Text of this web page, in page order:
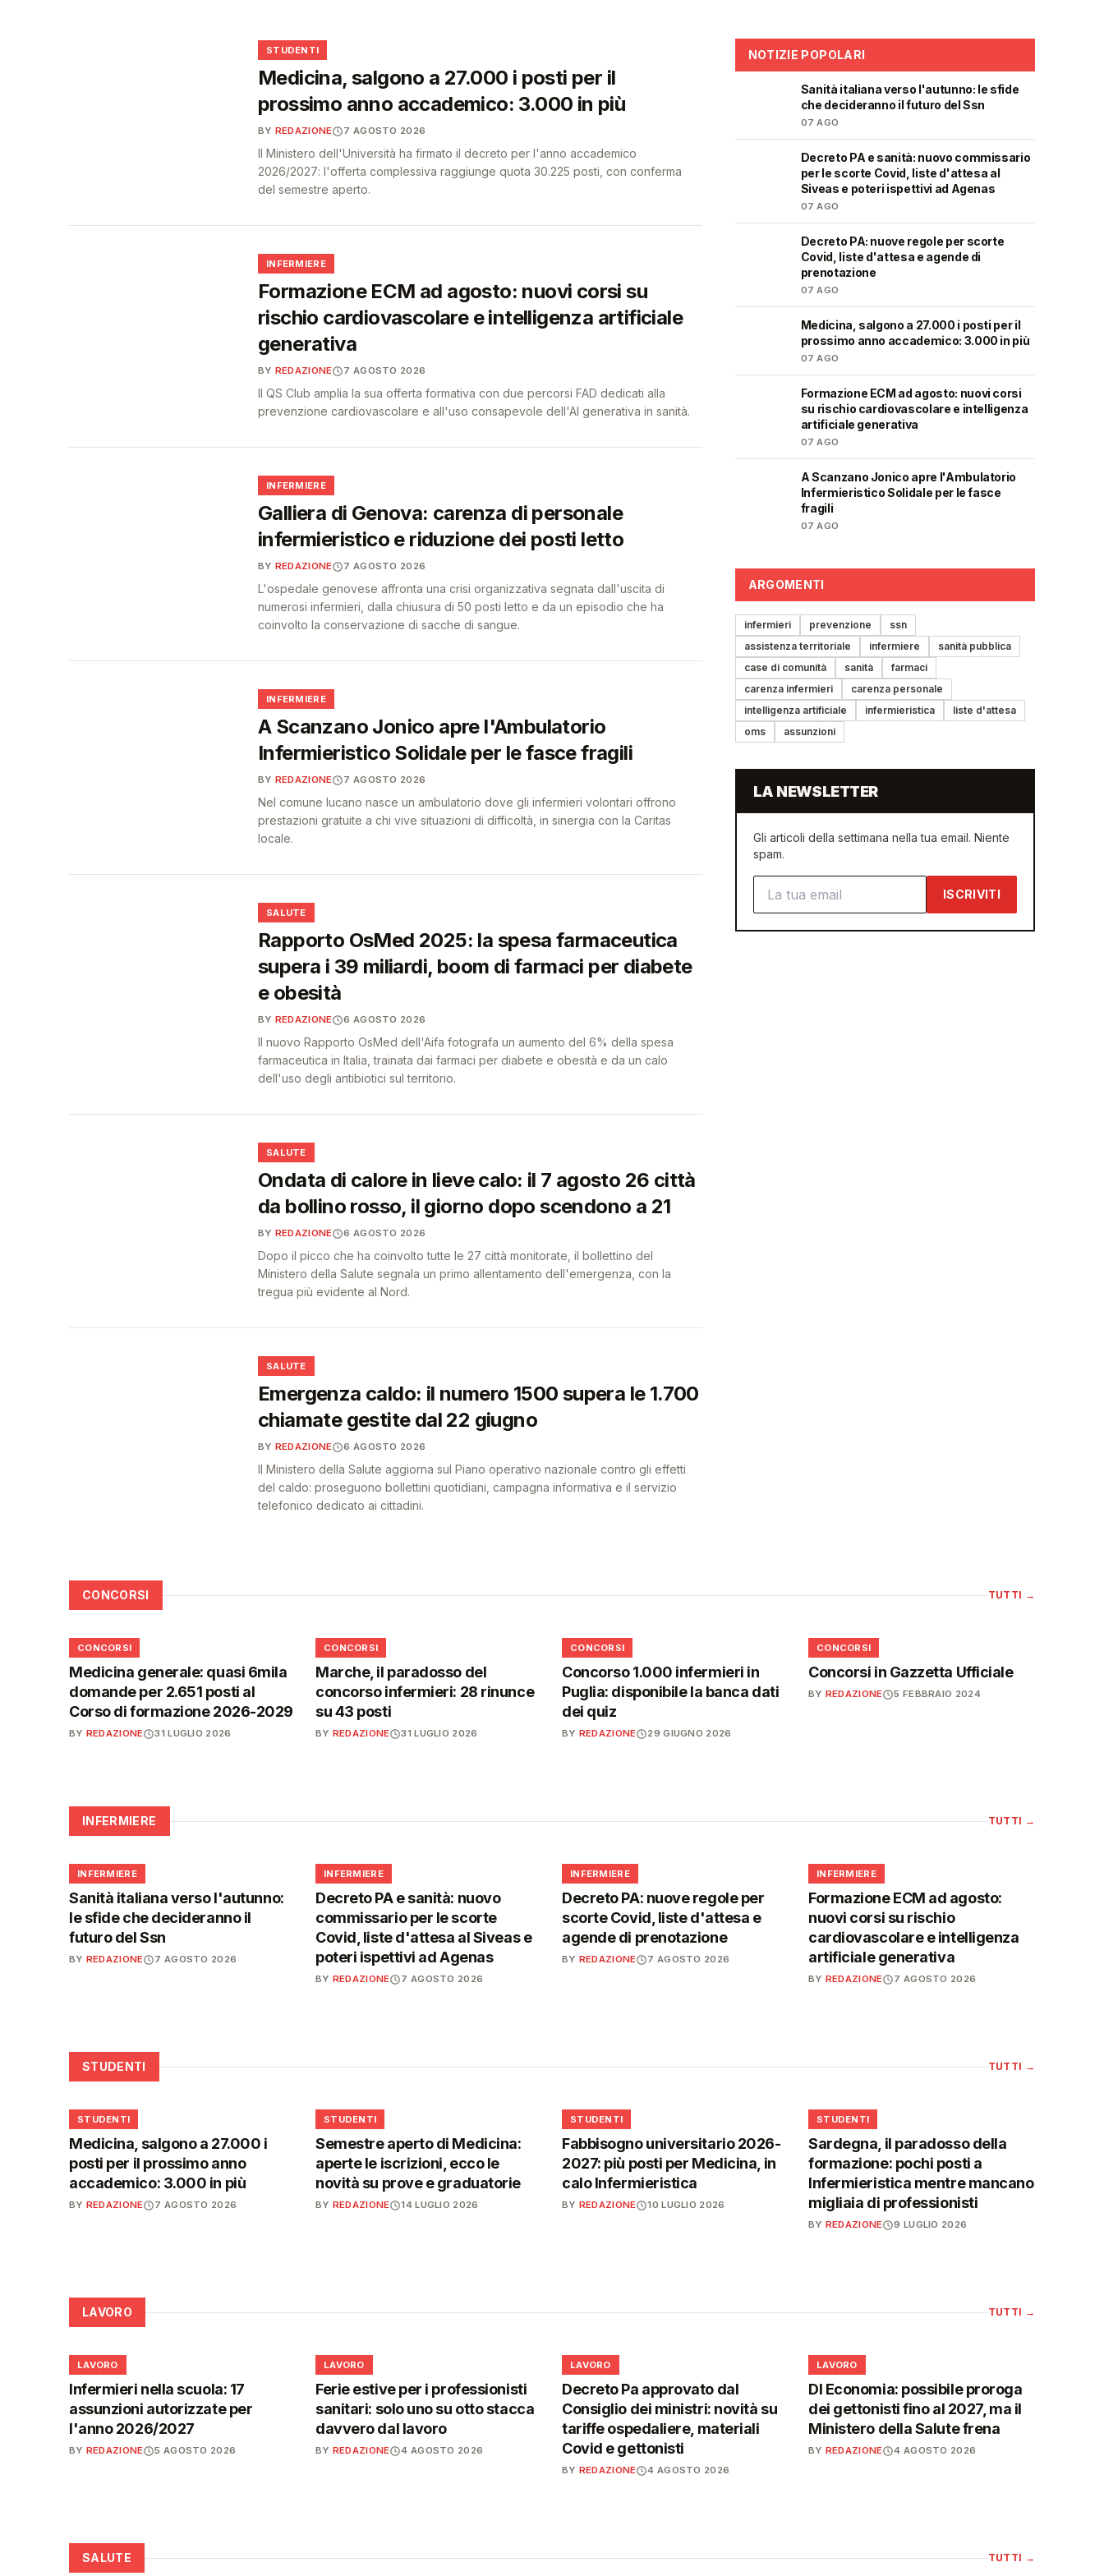
STUDENTI
Medicina, salgono a 27.000 i posti per il
prossimo anno accademico: 3.000 in più
BY REDAZIONE 7 AGOSTO 2026
Il Ministero dell'Università ha firmato il decreto per l'anno accademico
2026/2027: l'offerta complessiva raggiunge quota 30.225 posti, con conferma
del semestre aperto.
INFERMIERE
Formazione ECM ad agosto: nuovi corsi su
rischio cardiovascolare e intelligenza artificiale
generativa
BY REDAZIONE 7 AGOSTO 2026
Il QS Club amplia la sua offerta formativa con due percorsi FAD dedicati alla
prevenzione cardiovascolare e all'uso consapevole dell'AI generativa in sanità.
INFERMIERE
Galliera di Genova: carenza di personale
infermieristico e riduzione dei posti letto
BY REDAZIONE 7 AGOSTO 2026
L'ospedale genovese affronta una crisi organizzativa segnata dall'uscita di
numerosi infermieri, dalla chiusura di 50 posti letto e da un episodio che ha
coinvolto la conservazione di sacche di sangue.
INFERMIERE
A Scanzano Jonico apre l'Ambulatorio
Infermieristico Solidale per le fasce fragili
BY REDAZIONE 7 AGOSTO 2026
Nel comune lucano nasce un ambulatorio dove gli infermieri volontari offrono
prestazioni gratuite a chi vive situazioni di difficoltà, in sinergia con la Caritas
locale.
SALUTE
Rapporto OsMed 2025: la spesa farmaceutica
supera i 39 miliardi, boom di farmaci per diabete
e obesità
BY REDAZIONE 6 AGOSTO 2026
Il nuovo Rapporto OsMed dell'Aifa fotografa un aumento del 6% della spesa
farmaceutica in Italia, trainata dai farmaci per diabete e obesità e da un calo
dell'uso degli antibiotici sul territorio.
SALUTE
Ondata di calore in lieve calo: il 7 agosto 26 città
da bollino rosso, il giorno dopo scendono a 21
BY REDAZIONE 6 AGOSTO 2026
Dopo il picco che ha coinvolto tutte le 27 città monitorate, il bollettino del
Ministero della Salute segnala un primo allentamento dell'emergenza, con la
tregua più evidente al Nord.
SALUTE
Emergenza caldo: il numero 1500 supera le 1.700
chiamate gestite dal 22 giugno
BY REDAZIONE 6 AGOSTO 2026
Il Ministero della Salute aggiorna sul Piano operativo nazionale contro gli effetti
del caldo: proseguono bollettini quotidiani, campagna informativa e il servizio
telefonico dedicato ai cittadini.
NOTIZIE POPOLARI
Sanità italiana verso l'autunno: le sfide
che decideranno il futuro del Ssn
07 AGO
Decreto PA e sanità: nuovo commissario
per le scorte Covid, liste d'attesa al
Siveas e poteri ispettivi ad Agenas
07 AGO
Decreto PA: nuove regole per scorte
Covid, liste d'attesa e agende di
prenotazione
07 AGO
Medicina, salgono a 27.000 i posti per il
prossimo anno accademico: 3.000 in più
07 AGO
Formazione ECM ad agosto: nuovi corsi
su rischio cardiovascolare e intelligenza
artificiale generativa
07 AGO
A Scanzano Jonico apre l'Ambulatorio
Infermieristico Solidale per le fasce
fragili
07 AGO
ARGOMENTI
infermieri prevenzione
ssn
assistenza territoriale
infermiere
sanità pubblica
case di comunità
sanità
farmaci
carenza infermieri
carenza personale
intelligenza artificiale
infermieristica
liste d'attesa
oms
assunzioni
LA NEWSLETTER
Gli articoli della settimana nella tua email. Niente
spam.
ISCRIVITI
CONCORSI TUTTI →
📋
CONCORSI
Medicina generale: quasi 6mila
domande per 2.651 posti al
Corso di formazione 2026-2029
BY REDAZIONE 31 LUGLIO 2026
📋
CONCORSI
Marche, il paradosso del
concorso infermieri: 28 rinunce
su 43 posti
BY REDAZIONE 31 LUGLIO 2026
📋
CONCORSI
Concorso 1.000 infermieri in
Puglia: disponibile la banca dati
dei quiz
BY REDAZIONE 29 GIUGNO 2026
📋
CONCORSI
Concorsi in Gazzetta Ufficiale
BY REDAZIONE 5 FEBBRAIO 2024
INFERMIERE TUTTI →
🩺
INFERMIERE
Sanità italiana verso l'autunno:
le sfide che decideranno il
futuro del Ssn
BY REDAZIONE 7 AGOSTO 2026
🩺
INFERMIERE
Decreto PA e sanità: nuovo
commissario per le scorte
Covid, liste d'attesa al Siveas e
poteri ispettivi ad Agenas
BY REDAZIONE 7 AGOSTO 2026
🩺
INFERMIERE
Decreto PA: nuove regole per
scorte Covid, liste d'attesa e
agende di prenotazione
BY REDAZIONE 7 AGOSTO 2026
🩺
INFERMIERE
Formazione ECM ad agosto:
nuovi corsi su rischio
cardiovascolare e intelligenza
artificiale generativa
BY REDAZIONE 7 AGOSTO 2026
STUDENTI TUTTI →
🎓
STUDENTI
Medicina, salgono a 27.000 i
posti per il prossimo anno
accademico: 3.000 in più
BY REDAZIONE 7 AGOSTO 2026
🎓
STUDENTI
Semestre aperto di Medicina:
aperte le iscrizioni, ecco le
novità su prove e graduatorie
BY REDAZIONE 14 LUGLIO 2026
🎓
STUDENTI
Fabbisogno universitario 2026-
2027: più posti per Medicina, in
calo Infermieristica
BY REDAZIONE 10 LUGLIO 2026
🎓
STUDENTI
Sardegna, il paradosso della
formazione: pochi posti a
Infermieristica mentre mancano
migliaia di professionisti
BY REDAZIONE 9 LUGLIO 2026
LAVORO TUTTI →
💼
LAVORO
Infermieri nella scuola: 17
assunzioni autorizzate per
l'anno 2026/2027
BY REDAZIONE 5 AGOSTO 2026
💼
LAVORO
Ferie estive per i professionisti
sanitari: solo uno su otto stacca
davvero dal lavoro
BY REDAZIONE 4 AGOSTO 2026
💼
LAVORO
Decreto Pa approvato dal
Consiglio dei ministri: novità su
tariffe ospedaliere, materiali
Covid e gettonisti
BY REDAZIONE 4 AGOSTO 2026
💼
LAVORO
Dl Economia: possibile proroga
dei gettonisti fino al 2027, ma il
Ministero della Salute frena
BY REDAZIONE 4 AGOSTO 2026
SALUTE TUTTI →